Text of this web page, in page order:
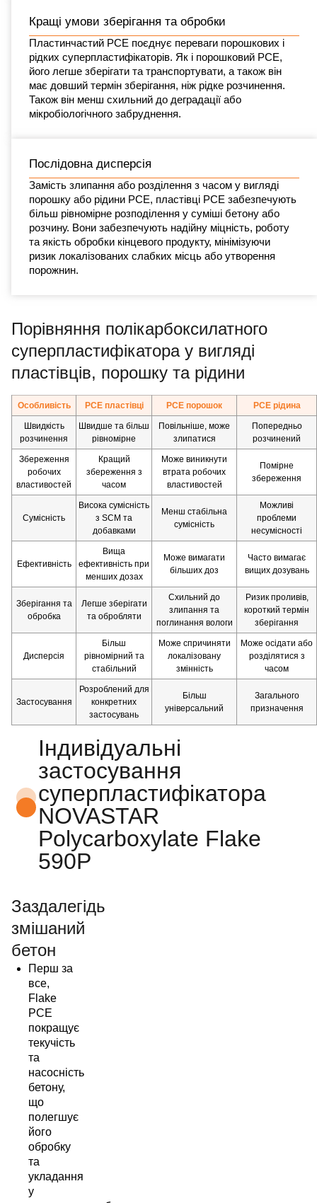
Кращі умови зберігання та обробки
Пластинчастий PCE поєднує переваги порошкових і
рідких суперпластифікаторів. Як і порошковий PCE,
його легше зберігати та транспортувати, а також він
має довший термін зберігання, ніж рідке розчинення.
Також він менш схильний до деградації або
мікробіологічного забруднення.
Послідовна дисперсія
Замість злипання або розділення з часом у вигляді
порошку або рідини PCE, пластівці PCE забезпечують
більш рівномірне розподілення у суміші бетону або
розчину. Вони забезпечують надійну міцність, роботу
та якість обробки кінцевого продукту, мінімізуючи
ризик локалізованих слабких місць або утворення
порожнин.
Порівняння полікарбоксилатного
суперпластифікатора у вигляді
пластівців, порошку та рідини
Особливість PCE пластівці PCE порошок PCE рідина
Швидкість
розчинення
Швидше та більш
рівномірне
Повільніше, може
злипатися
Попередньо
розчинений
Збереження
робочих
властивостей
Кращий
збереження з
часом
Може виникнути
втрата робочих
властивостей
Помірне
збереження
Сумісність
Висока сумісність
з SCM та
добавками
Менш стабільна
сумісність
Можливі
проблеми
несумісності
Ефективність
Вища
ефективність при
менших дозах
Може вимагати
більших доз
Часто вимагає
вищих дозувань
Зберігання та
обробка
Легше зберігати
та обробляти
Схильний до
злипання та
поглинання вологи
Ризик проливів,
короткий термін
зберігання
Дисперсія
Більш
рівномірний та
стабільний
Може спричиняти
локалізовану
змінність
Може осідати або
розділятися з
часом
Застосування
Розроблений для
конкретних
застосувань
Більш
універсальний
Загального
призначення
Індивідуальні
застосування
суперпластифікатора
NOVASTAR
Polycarboxylate Flake
590P
Заздалегідь
змішаний
бетон
Перш за
все,
Flake
PCE
покращує
текучість
та
насосність
бетону,
що
полегшує
його
обробку
та
укладання
у